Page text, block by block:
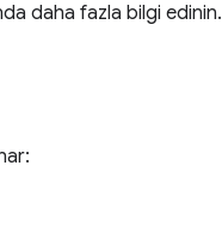
daha fazla bilgi edinin.